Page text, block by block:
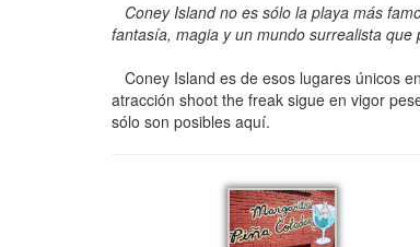
Coney Island no es sólo la playa más
fantasía, magia y un mundo surrealista
Coney Island es de esos lugares únicos
atracción shoot the freak sigue en vigor
sólo son posibles aquí.